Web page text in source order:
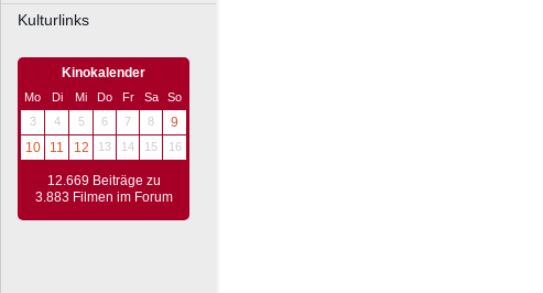
Kulturlinks
Kinokalender
Mo Di Mi Do Fr Sa
So
3
4 5 6 7 8
9
10
11 12 13 14 15 16
12.669 Beiträge zu
3.883 Filmen im Forum